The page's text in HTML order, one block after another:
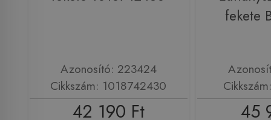
Azonosító: 223424
Cikkszám: 1018742430
42 190 Ft
fekete
45